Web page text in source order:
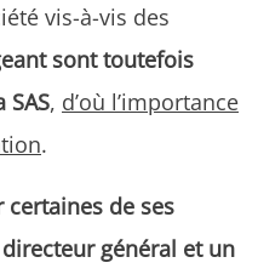
vis-à-vis des
sont toutefois
, d’où l’importance
.
certaines de ses
général et un